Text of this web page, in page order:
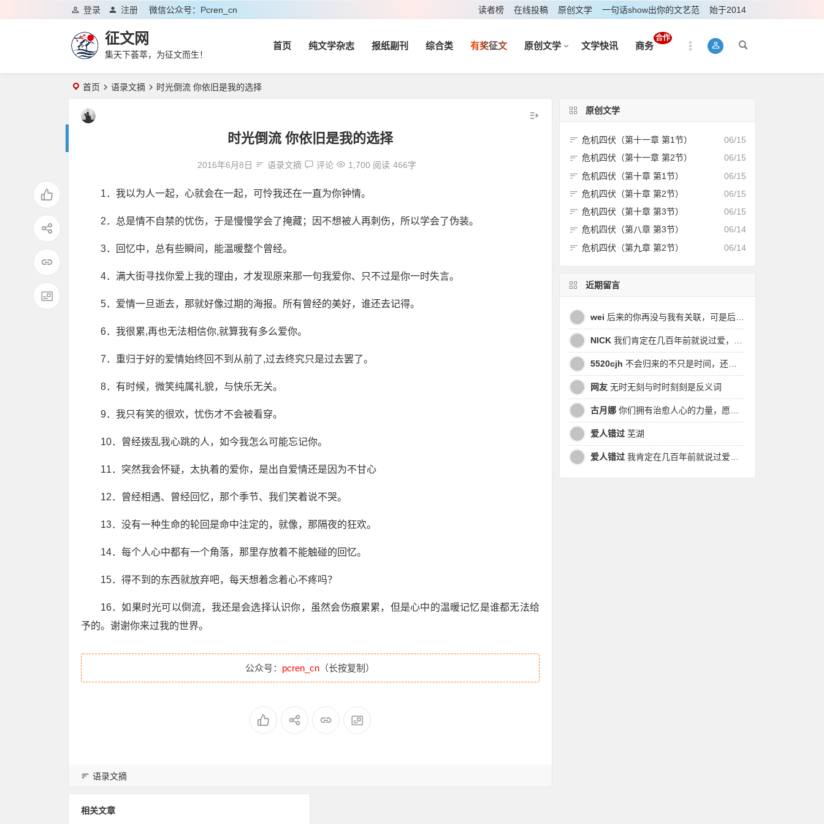
微信公众号：pcren_cn
登录 注册 读者榜 在线投稿 原创文学 一句话show出你的文艺范 始于2014
征文网
集天下荟萃，为征文而生！
首页 纯文学杂志 报纸副刊 综合类 有奖征文 原创文学 文学快讯 商务
合作
首页 语录文摘 时光倒流 你依旧是我的选择
时光倒流 你依旧是我的选择
2016年6月8日 语录文摘 评论 1,700 阅读 466字
1．我以为人一起，心就会在一起，可怜我还在一直为你钟情。
2．总是情不自禁的忧伤，于是慢慢学会了掩藏；因不想被人再刺伤，所以学会了伪装。
3．回忆中，总有些瞬间，能温暖整个曾经。
4．满大街寻找你爱上我的理由，才发现原来那一句我爱你、只不过是你一时失言。
5．爱情一旦逝去，那就好像过期的海报。所有曾经的美好，谁还去记得。
6．我很累,再也无法相信你,就算我有多么爱你。
7．重归于好的爱情始终回不到从前了,过去终究只是过去罢了。
8．有时候，微笑纯属礼貌，与快乐无关。
9．我只有笑的很欢，忧伤才不会被看穿。
10．曾经拨乱我心跳的人，如今我怎么可能忘记你。
11．突然我会怀疑，太执着的爱你，是出自爱情还是因为不甘心
12．曾经相遇、曾经回忆，那个季节、我们笑着说不哭。
13．没有一种生命的轮回是命中注定的，就像，那隔夜的狂欢。
14．每个人心中都有一个角落，那里存放着不能触碰的回忆。
15．得不到的东西就放弃吧，每天想着念着心不疼吗？
16．如果时光可以倒流，我还是会选择认识你，虽然会伤痕累累，但是心中的温暖记忆是谁都无法给
予的。谢谢你来过我的世界。
公众号： pcren_cn （长按复制）
语录文摘
相关文章
原创文学
06/15
危机四伏（第十一章 第1节）
06/15
危机四伏（第十一章 第2节）
06/15
危机四伏（第十章 第1节）
06/15
危机四伏（第十章 第2节）
06/15
危机四伏（第十章 第3节）
06/14
危机四伏（第八章 第3节）
06/14
危机四伏（第九章 第2节）
近期留言
wei 后来的你再没与我有关联，可是后来我的时间皆是你，都说地球是个圆，为何兜兜转转却走不到原点
NICK 我们肯定在几百年前就说过爱，今生却错过。此生无悔，与你爱过。茕茕孑立，且看我对酒当歌，与影对酌。
5520cjh 不会归来的不只是时间，还有曾经的我
网友 无时无刻与时时刻刻是反义词
古月娜 你们拥有治愈人心的力量，愿也将丑陋的人性一起泯灭吧！
爱人错过 芜湖
爱人错过 我肯定在几百年前就说过爱你，只是你忘了，我也记不起。我肯定在几百年前就说过爱你，只是你忘了，我也记不起。 走过路过没遇过，回头转头还是错。你我不曾感受过，相撞在街口，相撞在街口。